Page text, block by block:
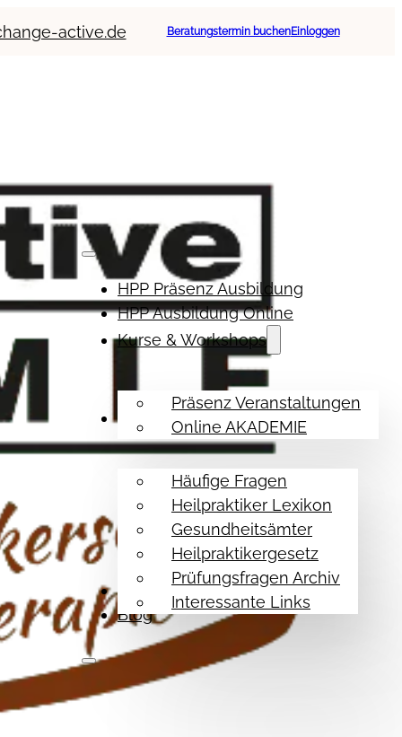
active.de Beratungstermin buchenEinloggen
HPP Präsenz Ausbildung
HPP Ausbildung Online
Kurse & Workshops
Präsenz Veranstaltungen
Online AKADEMIE
Hilfe Themen
Häufige Fragen
Heilpraktiker Lexikon
Gesundheitsämter
Heilpraktikergesetz
Prüfungsfragen Archiv
Interessante Links
Referenzen
Blog